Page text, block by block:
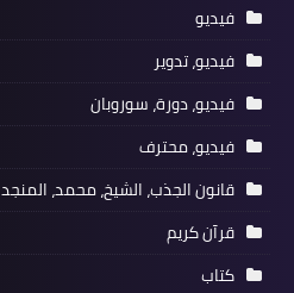
فيديو
فيديو، تدوير
فيديو، دورة، سوروبان
فيديو، محترف
قانون الجذب، الشيخ، محمد، المنجد
قرآن كريم
كتاب